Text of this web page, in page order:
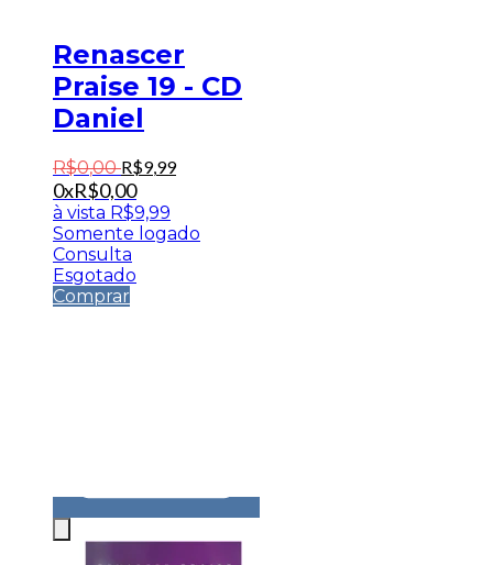
Renascer
Praise 19 - CD
Daniel
R$0,00 R$9,99
0xR$0,00
à vista R$9,99
Somente logado
Consulta
Esgotado
Comprar